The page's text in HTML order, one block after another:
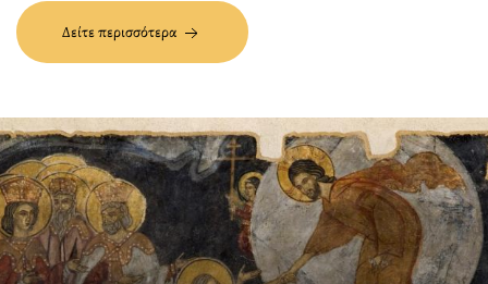
Δείτε περισσότερα